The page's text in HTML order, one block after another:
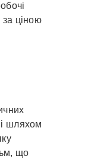
ціною
шляхом
що